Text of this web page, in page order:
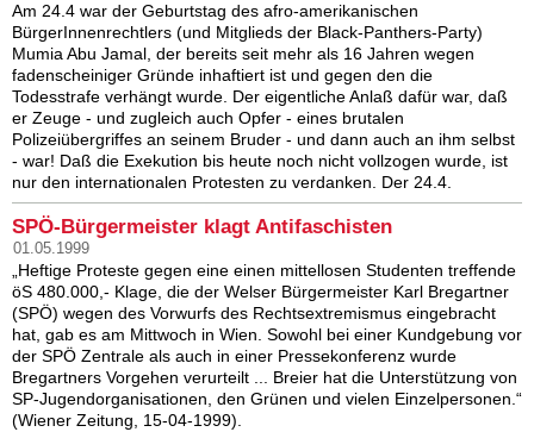
Am 24.4 war der Geburtstag des afro-amerikanischen
BürgerInnenrechtlers (und Mitglieds der Black-Panthers-Party)
Mumia Abu Jamal, der bereits seit mehr als 16 Jahren wegen
fadenscheiniger Gründe inhaftiert ist und gegen den die
Todesstrafe verhängt wurde. Der eigentliche Anlaß dafür war, daß
er Zeuge - und zugleich auch Opfer - eines brutalen
Polizeiübergriffes an seinem Bruder - und dann auch an ihm selbst
- war! Daß die Exekution bis heute noch nicht vollzogen wurde, ist
nur den internationalen Protesten zu verdanken. Der 24.4.
SPÖ-Bürgermeister klagt Antifaschisten
01.05.1999
„Heftige Proteste gegen eine einen mittellosen Studenten treffende
öS 480.000,- Klage, die der Welser Bürgermeister Karl Bregartner
(SPÖ) wegen des Vorwurfs des Rechtsextremismus eingebracht
hat, gab es am Mittwoch in Wien. Sowohl bei einer Kundgebung vor
der SPÖ Zentrale als auch in einer Pressekonferenz wurde
Bregartners Vorgehen verurteilt ... Breier hat die Unterstützung von
SP-Jugendorganisationen, den Grünen und vielen Einzelpersonen.“
(Wiener Zeitung, 15-04-1999).